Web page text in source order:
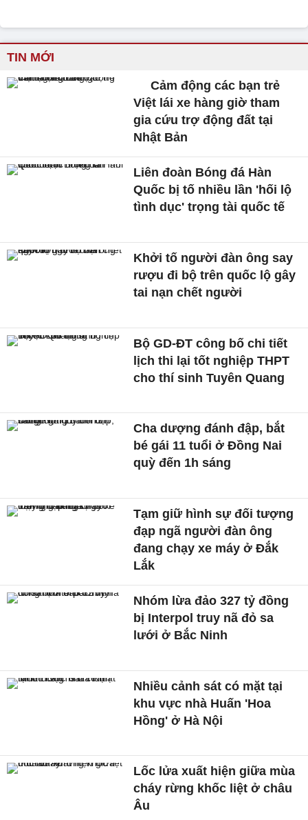
TIN MỚI
Cảm động các bạn trẻ
Việt lái xe hàng giờ tham
gia cứu trợ động đất tại
Nhật Bản
Liên đoàn Bóng đá Hàn
Quốc bị tố nhiều lần 'hối lộ
tình dục' trọng tài quốc tế
Khởi tố người đàn ông say
rượu đi bộ trên quốc lộ gây
tai nạn chết người
Bộ GD-ĐT công bố chi tiết
lịch thi lại tốt nghiệp THPT
cho thí sinh Tuyên Quang
Cha dượng đánh đập, bắt
bé gái 11 tuổi ở Đồng Nai
quỳ đến 1h sáng
Tạm giữ hình sự đối tượng
đạp ngã người đàn ông
đang chạy xe máy ở Đắk
Lắk
Nhóm lừa đảo 327 tỷ đồng
bị Interpol truy nã đỏ sa
lưới ở Bắc Ninh
Nhiều cảnh sát có mặt tại
khu vực nhà Huấn 'Hoa
Hồng' ở Hà Nội
Lốc lửa xuất hiện giữa mùa
cháy rừng khốc liệt ở châu
Âu